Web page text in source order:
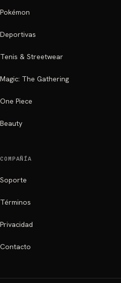
Pokémon
Deportivas
Tenis & Streetwear
Magic: The Gathering
One Piece
Beauty
COMPAÑÍA
Soporte
Términos
Privacidad
Contacto